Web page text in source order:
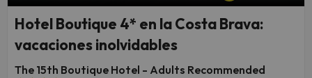
Hotel Boutique 4* en la Costa Brava:
vacaciones inolvidables
The 15th Boutique Hotel - Adults Recommended